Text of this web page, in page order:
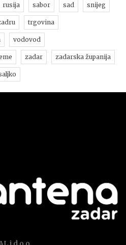
rusija sabor sad snijeg
trgovina
vodovod
zadar zadarska županija